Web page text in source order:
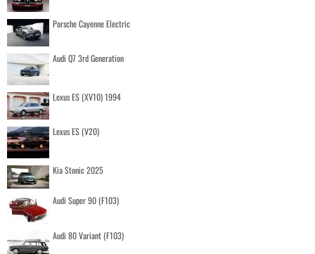
Porsche Cayenne Electric
Audi Q7 3rd Generation
Lexus ES (XV10) 1994
Lexus ES (V20)
Kia Stonic 2025
Audi Super 90 (F103)
Audi 80 Variant (F103)